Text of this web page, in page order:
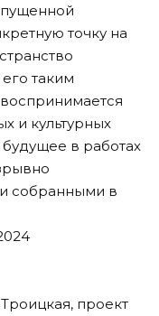
точку на
таким
и культурных
в работах
собранными в
проект